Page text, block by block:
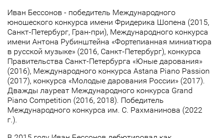
Иван Бессонов - победитель Международного
юношеского конкурса имени Фридерика Шопена (2015,
Санкт-Петербург, Гран-при), Международного конкурса
имени Антона Рубинштейна «Фортепианная миниатюра
в русской музыке» (2016, Санкт-Петербург), конкурса
Правительства Санкт-Петербурга «Юные дарования»
(2016), Международного конкурса Astana Piano Passion
(2017), конкурса «Молодые дарования России» (2017).
Дважды лауреат Международного конкурса Grand
Piano Competition (2016, 2018). Победитель
Международного конкурса им. С. Рахманинова (2022
г.).